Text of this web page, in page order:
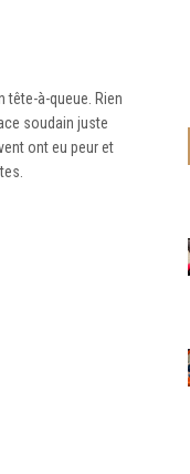
tête-à-queue. Rien
soudain juste
ont eu peur et